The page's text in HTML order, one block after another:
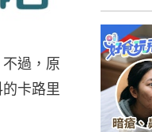
過，原
卡路里